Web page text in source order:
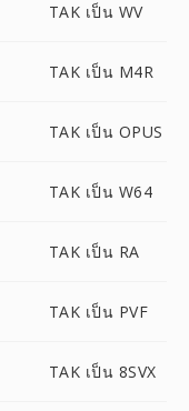
TAK เป็น WV
TAK เป็น M4R
TAK เป็น OPUS
TAK เป็น W64
TAK เป็น RA
TAK เป็น PVF
TAK เป็น 8SVX